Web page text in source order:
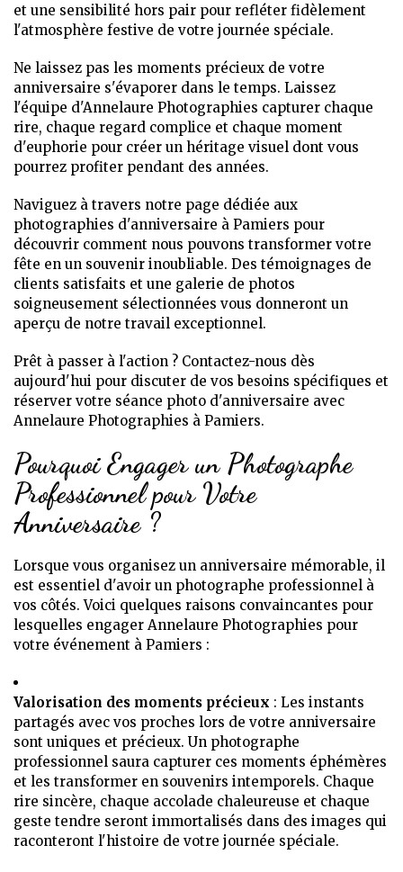
et une sensibilité hors pair pour refléter fidèlement
l'atmosphère festive de votre journée spéciale.
Ne laissez pas les moments précieux de votre
anniversaire s'évaporer dans le temps. Laissez
l'équipe d'Annelaure Photographies capturer chaque
rire, chaque regard complice et chaque moment
d'euphorie pour créer un héritage visuel dont vous
pourrez profiter pendant des années.
Naviguez à travers notre page dédiée aux
photographies d'anniversaire à Pamiers pour
découvrir comment nous pouvons transformer votre
fête en un souvenir inoubliable. Des témoignages de
clients satisfaits et une galerie de photos
soigneusement sélectionnées vous donneront un
aperçu de notre travail exceptionnel.
Prêt à passer à l'action ? Contactez-nous dès
aujourd'hui pour discuter de vos besoins spécifiques et
réserver votre séance photo d'anniversaire avec
Annelaure Photographies à Pamiers.
Pourquoi Engager un Photographe
Professionnel pour Votre
Anniversaire ?
Lorsque vous organisez un anniversaire mémorable, il
est essentiel d'avoir un photographe professionnel à
vos côtés. Voici quelques raisons convaincantes pour
lesquelles engager Annelaure Photographies pour
votre événement à Pamiers :
Valorisation des moments précieux : Les instants
partagés avec vos proches lors de votre anniversaire
sont uniques et précieux. Un photographe
professionnel saura capturer ces moments éphémères
et les transformer en souvenirs intemporels. Chaque
rire sincère, chaque accolade chaleureuse et chaque
geste tendre seront immortalisés dans des images qui
raconteront l'histoire de votre journée spéciale.